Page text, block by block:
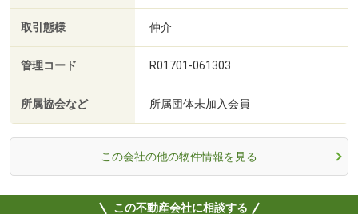
取引態様 仲介
管理コード R01701-061303
所属協会など 所属団体未加入会員
この会社の他の物件情報を見る
この不動産会社に相談する